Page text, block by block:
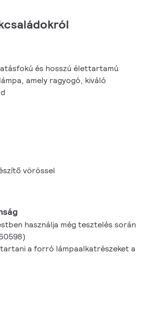
és hosszú élettartamú
amely ragyogó, kiváló
vörössel
használja még tesztelés során
a forró lámpaalkatrészeket a